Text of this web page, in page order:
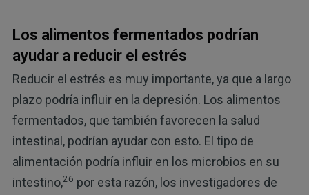
Los alimentos fermentados podrían
ayudar a reducir el estrés
Reducir el estrés es muy importante, ya que a largo
plazo podría influir en la depresión. Los alimentos
fermentados, que también favorecen la salud
intestinal, podrían ayudar con esto. El tipo de
alimentación podría influir en los microbios en su
intestino,26 por esta razón, los investigadores de